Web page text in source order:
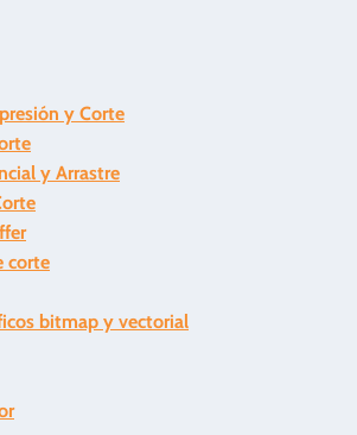
y Corte
y Arrastre
corte
bitmap y vectorial